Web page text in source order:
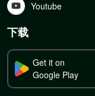
Youtube
下载
Get it on
Google Play